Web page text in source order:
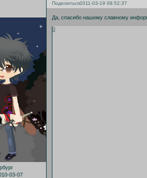
Поделиться2011-03-19 08:52:37
03-07
Да, спасибо нашему славному
0